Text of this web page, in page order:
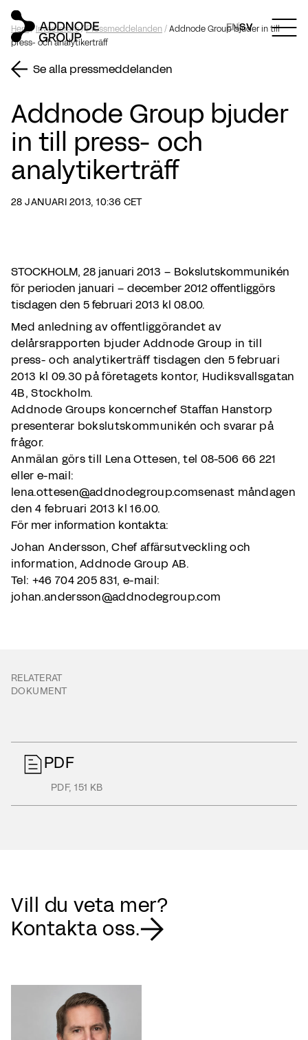
ENSV
Hem/ Investerare/Pressmeddelanden/Addnode Group bjuder in till
press- och analytikerträff
Se alla pressmeddelanden
Addnode Group bjuder
in till press- och
analytikerträff
28 JANUARI 2013, 10:36 CET
STOCKHOLM, 28 januari 2013 – Bokslutskommunikén
för perioden januari – december 2012 offentliggörs
tisdagen den 5 februari 2013 kl 08.00.
Med anledning av offentliggörandet av
delårsrapporten bjuder Addnode Group in till
press- och analytikerträff tisdagen den 5 februari
2013 kl 09.30 på företagets kontor, Hudiksvallsgatan
4B, Stockholm.
Addnode Groups koncernchef Staffan Hanstorp
presenterar bokslutskommunikén och svarar på
frågor.
Anmälan görs till Lena Ottesen, tel 08-506 66 221
eller e-mail:
lena.ottesen@addnodegroup.comsenast måndagen
den 4 februari 2013 kl 16.00.
För mer information kontakta:
Johan Andersson, Chef affärsutveckling och
information, Addnode Group AB.
Tel: +46 704 205 831, e-mail:
johan.andersson@addnodegroup.com
RELATERAT
DOKUMENT
PDF
PDF,151 KB
Vill du veta mer?
Kontakta oss.